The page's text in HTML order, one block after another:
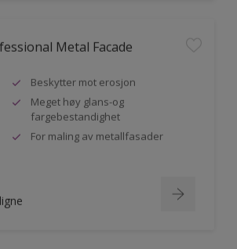
Metal Facade
Beskytter mot erosjon
Meget høy glans-og
fargebestandighet
For maling av metallfasader